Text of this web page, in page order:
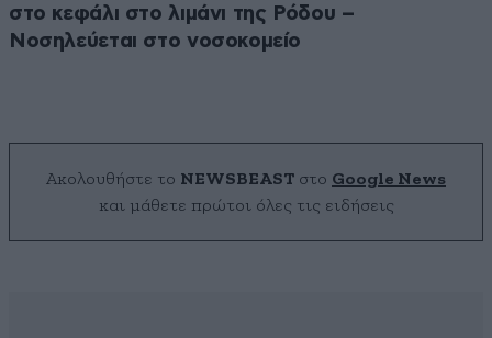
στο κεφάλι στο λιμάνι της Ρόδου –
Νοσηλεύεται στο νοσοκομείο
Ακολουθήστε το NEWSBEAST στο Google News
και μάθετε πρώτοι όλες τις ειδήσεις